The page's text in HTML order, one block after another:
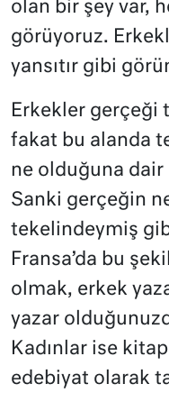
olan bir şey var,
görüyoruz.
yansıtır gibi
Erkekler gerçeği
fakat bu alanda
ne olduğuna
Sanki gerçeğin
tekelindeymiş
Fransa’da bu
olmak, erkek
yazar
Kadınlar ise
edebiyat olarak